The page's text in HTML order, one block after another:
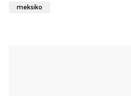
meksiko